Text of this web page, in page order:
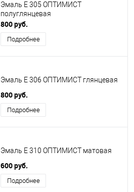
Эмаль Е 305 ОПТИМИСТ
полуглянцевая
800 руб.
Подробнее
Эмаль Е 306 ОПТИМИСТ глянцевая
800 руб.
Подробнее
Эмаль Е 310 ОПТИМИСТ матовая
600 руб.
Подробнее